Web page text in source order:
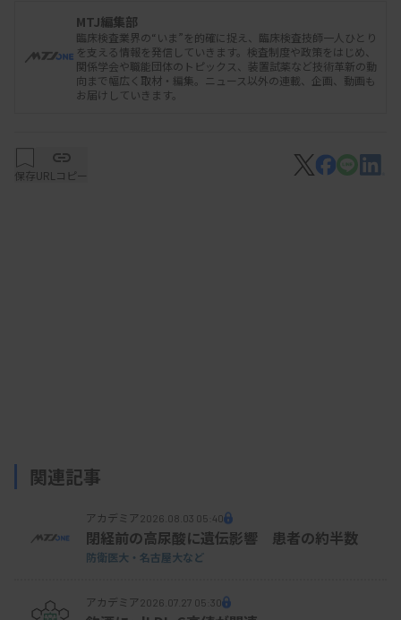
トリ研究で登録された約2400人の症例データを活
用した。肝生検後7年以内に肝がんを発症した発が
ん群（46人）と、7年以上肝がんを発症しなかった
非発がん群（639人）を抽出。同時に、肝生検の実
病理画像から2万8000枚の細分化した画像を生成し
て深層学習を行い、発症リスクを推定するAIモデル
MTJ編集部
臨床検査業界の“いま”を的確に捉え、臨床検査技師一人ひとり
を支える情報を発信していきます。検査制度や政策をはじめ、
関係学会や職能団体のトピックス、装置試薬など技術革新の動
向まで幅広く取材・編集。ニュース以外の連載、企画、動画も
お届けしていきます。
保存URLコピー
関連記事
アカデミア 2026.08.03 05:40
閉経前の高尿酸に遺伝影響 患者の約半数
防衛医大・名古屋大など
アカデミア 2026.07.27 05:30